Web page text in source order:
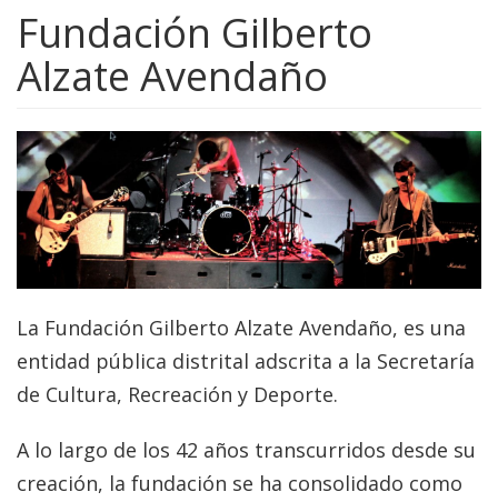
Fundación Gilberto
Alzate Avendaño
La Fundación Gilberto Alzate Avendaño, es una
entidad pública distrital adscrita a la Secretaría
de Cultura, Recreación y Deporte.
A lo largo de los 42 años transcurridos desde su
creación, la fundación se ha consolidado como